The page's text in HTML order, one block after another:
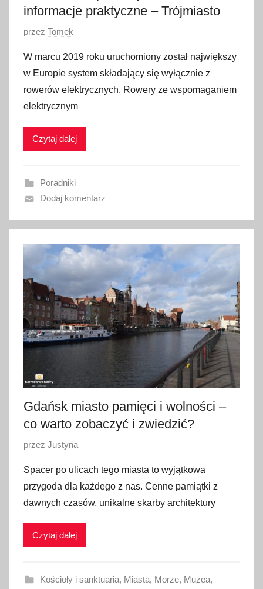
0
9
informacje praktyczne – Trójmiasto
O
u
b
l
i
w
n
o
1
s
e
r
p
n
i
0
9
przez Tomek
W marcu 2019 roku uruchomiony został największy
w Europie system składający się wyłącznie z
rowerów elektrycznych. Rowery ze wspomaganiem
elektrycznym
Czytaj dalej
Poradniki
Dodaj komentarz
Gdańsk miasto pamięci i wolności –
co warto zobaczyć i zwiedzić?
O
u
b
l
i
a
przez Justyna
Spacer po ulicach tego miasta to wyjątkowa
przygoda dla każdego z nas. Cenne pamiątki z
dawnych czasów, unikalne skarby architektury
Czytaj dalej
Kościoły i sanktuaria, Miasta, Morze, Muzea,